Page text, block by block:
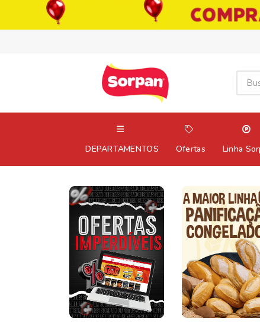
DEPARTAMENTOS Ofertas Linha